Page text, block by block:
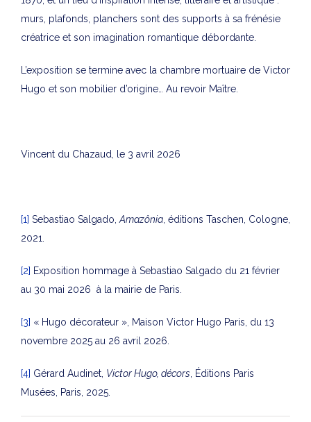
murs, plafonds, planchers sont des supports à sa frénésie
créatrice et son imagination romantique débordante.
L’exposition se termine avec la chambre mortuaire de Victor
Hugo et son mobilier d’origine… Au revoir Maître.
Vincent du Chazaud, le 3 avril 2026
[1] Sebastiao Salgado, Amazônia , éditions Taschen, Cologne,
2021.
[2] Exposition hommage à Sebastiao Salgado du 21 février
au 30 mai 2026 à la mairie de Paris.
[3] « Hugo décorateur », Maison Victor Hugo Paris, du 13
novembre 2025 au 26 avril 2026.
[4] Gérard Audinet, Victor Hugo, décors , Éditions Paris
Musées, Paris, 2025.